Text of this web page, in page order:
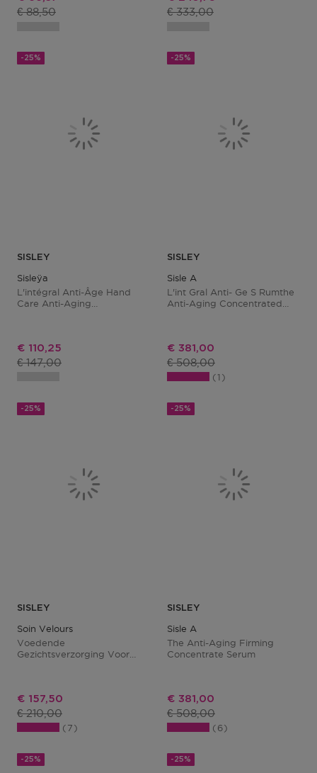
Productprijs
€ 88,50 Productprijs
€ 333,00
-25%
SISLEY
Sisleÿa
L'intégral Anti-Âge Hand
Care Anti-Aging
Kortingsprijs
€ 110,25
Productprijs
€ 147,00
-25%
SISLEY
Sisle A
L'int Gral Anti- Ge S Rumthe
Anti-Aging Concentrated
Kortingsprijs
€ 381,00
Productprijs
€ 508,00
1
-25%
SISLEY
Soin Velours
Voedende
Gezichtsverzorging Voor
Kortingsprijs
€ 157,50
Productprijs
€ 210,00
7
-25%
SISLEY
Sisle A
The Anti-Aging Firming
Concentrate Serum
Kortingsprijs
€ 381,00
Productprijs
€ 508,00
6
-25% -25%